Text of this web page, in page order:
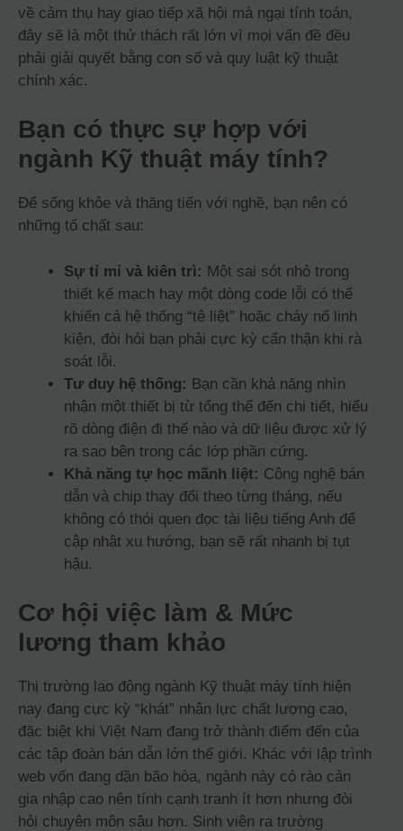
về cảm thụ hay giao tiếp xã hội mà ngại tính toán,
đây sẽ là một thử thách rất lớn vì mọi vấn đề đều
phải giải quyết bằng con số và quy luật kỹ thuật
chính xác.
Bạn có thực sự hợp với
ngành Kỹ thuật máy tính?
Để sống khỏe và thăng tiến với nghề, bạn nên có
những tố chất sau:
Sự tỉ mỉ và kiên trì: Một sai sót nhỏ trong
thiết kế mạch hay một dòng code lỗi có thể
khiến cả hệ thống “tê liệt” hoặc cháy nổ linh
kiện, đòi hỏi bạn phải cực kỳ cẩn thận khi rà
soát lỗi.
Tư duy hệ thống: Bạn cần khả năng nhìn
nhận một thiết bị từ tổng thể đến chi tiết, hiểu
rõ dòng điện đi thế nào và dữ liệu được xử lý
ra sao bên trong các lớp phần cứng.
Khả năng tự học mãnh liệt: Công nghệ bán
dẫn và chip thay đổi theo từng tháng, nếu
không có thói quen đọc tài liệu tiếng Anh để
cập nhật xu hướng, bạn sẽ rất nhanh bị tụt
hậu.
Cơ hội việc làm & Mức
lương tham khảo
Thị trường lao động ngành Kỹ thuật máy tính hiện
nay đang cực kỳ “khát” nhân lực chất lượng cao,
đặc biệt khi Việt Nam đang trở thành điểm đến của
các tập đoàn bán dẫn lớn thế giới. Khác với lập trình
web vốn đang dần bão hòa, ngành này có rào cản
gia nhập cao nên tính cạnh tranh ít hơn nhưng đòi
hỏi chuyên môn sâu hơn. Sinh viên ra trường